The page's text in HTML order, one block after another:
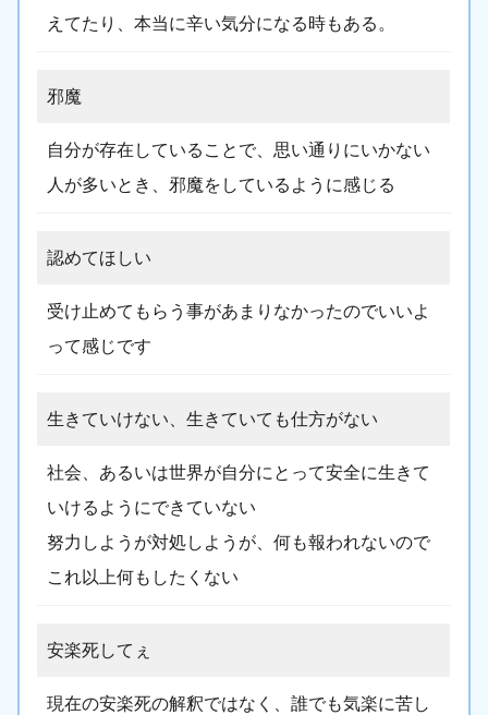
えてたり、本当に辛い気分になる時もある。
邪魔
自分が存在していることで、思い通りにいかない
人が多いとき、邪魔をしているように感じる
認めてほしい
受け止めてもらう事があまりなかったのでいいよ
って感じです
生きていけない、生きていても仕方がない
社会、あるいは世界が自分にとって安全に生きて
いけるようにできていない
努力しようが対処しようが、何も報われないので
これ以上何もしたくない
安楽死してぇ
現在の安楽死の解釈ではなく、誰でも気楽に苦し